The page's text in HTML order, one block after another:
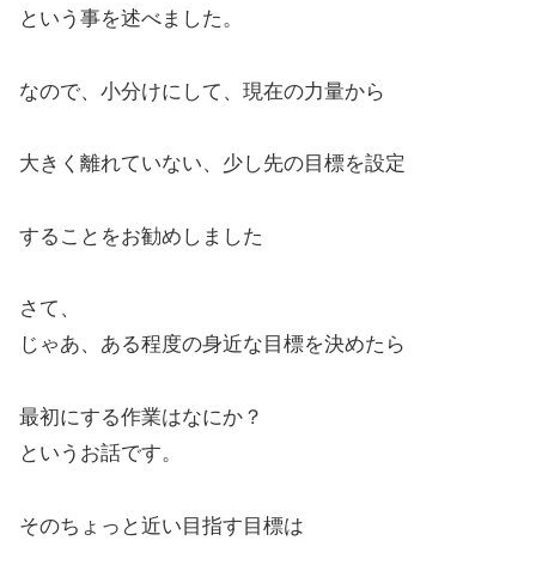
という事を述べました。
なので、小分けにして、現在の力量から
大きく離れていない、少し先の目標を設定
することをお勧めしました
さて、
じゃあ、ある程度の身近な目標を決めたら
最初にする作業はなにか？
というお話です。
そのちょっと近い目指す目標は